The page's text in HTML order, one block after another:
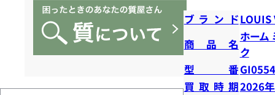
ブランドLOUIS
商品名
ホーム
ク
型番GI0554
買取時期2026